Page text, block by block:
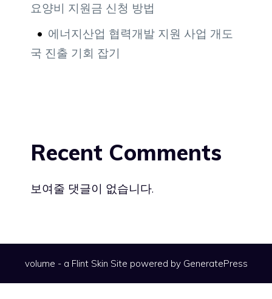
요양비 지원금 신청 방법
에너지산업 협력개발 지원 사업 개도
국 진출 기회 잡기
Recent Comments
보여줄 댓글이 없습니다.
volume - a Flint Skin Site powered by GeneratePress